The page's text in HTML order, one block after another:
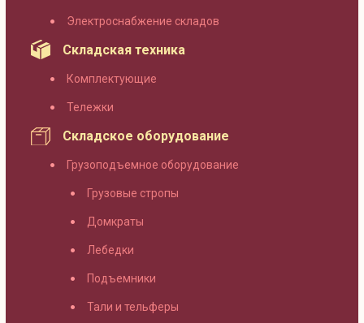
Электроснабжение складов
Складская техника
Комплектующие
Тележки
Складское оборудование
Грузоподъемное оборудование
Грузовые стропы
Домкраты
Лебедки
Подъемники
Тали и тельферы